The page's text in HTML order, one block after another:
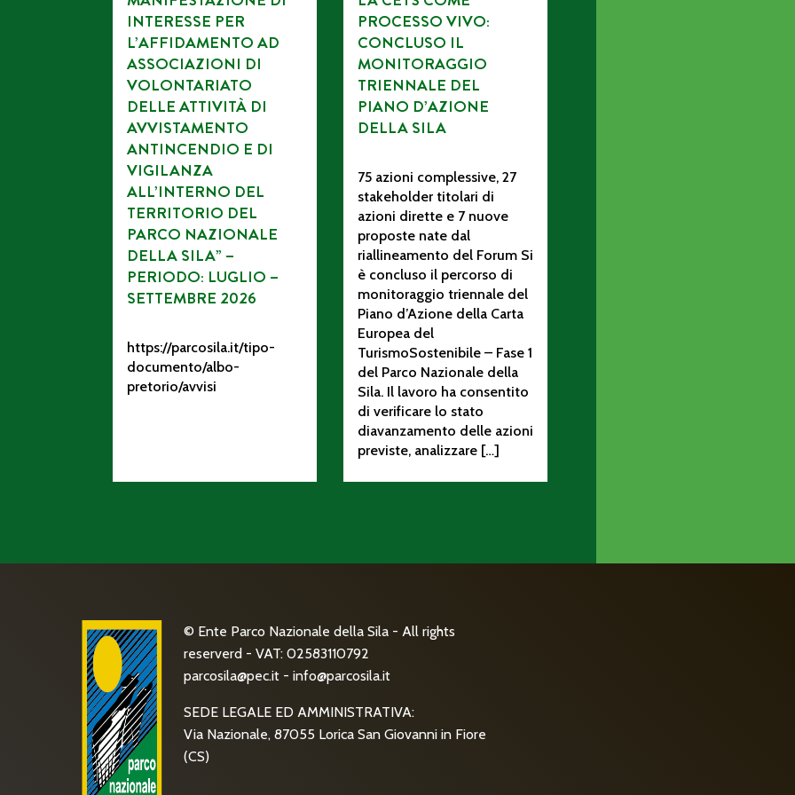
INTERESSE PER
L’AFFIDAMENTO AD
ASSOCIAZIONI DI
VOLONTARIATO
DELLE ATTIVITÀ DI
AVVISTAMENTO
ANTINCENDIO E DI
VIGILANZA
ALL’INTERNO DEL
TERRITORIO DEL
PARCO NAZIONALE
DELLA SILA” –
PERIODO: LUGLIO –
SETTEMBRE 2026
https://parcosila.it/tipo-
documento/albo-
pretorio/avvisi
PROCESSO VIVO:
CONCLUSO IL
MONITORAGGIO
TRIENNALE DEL
PIANO D’AZIONE
DELLA SILA
75 azioni complessive, 27
stakeholder titolari di
azioni dirette e 7 nuove
proposte nate dal
riallineamento del Forum Si
è concluso il percorso di
monitoraggio triennale del
Piano d’Azione della Carta
Europea del
TurismoSostenibile – Fase 1
del Parco Nazionale della
Sila. Il lavoro ha consentito
di verificare lo stato
diavanzamento delle azioni
previste, analizzare […]
© Ente Parco Nazionale della Sila - All rights
reserverd - VAT: 02583110792
parcosila@pec.it - info@parcosila.it
SEDE LEGALE ED AMMINISTRATIVA:
Via Nazionale, 87055 Lorica San Giovanni in Fiore
(CS)